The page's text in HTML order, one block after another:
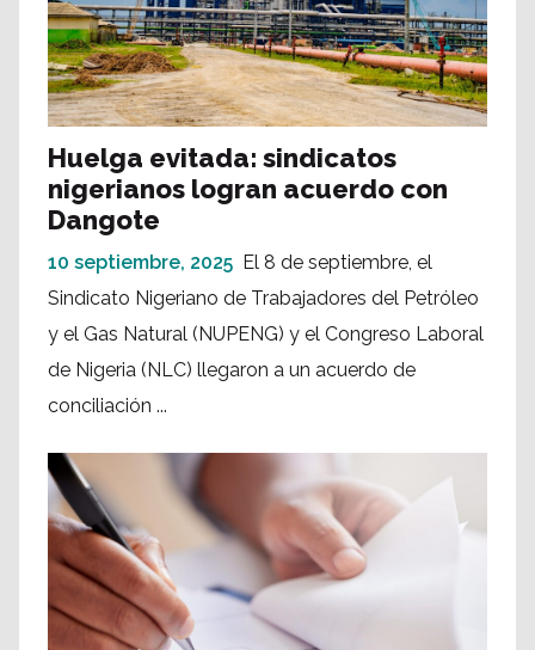
Huelga evitada: sindicatos
nigerianos logran acuerdo con
Dangote
10 septiembre, 2025 El 8 de septiembre, el
Sindicato Nigeriano de Trabajadores del Petróleo
y el Gas Natural (NUPENG) y el Congreso Laboral
de Nigeria (NLC) llegaron a un acuerdo de
conciliación ...